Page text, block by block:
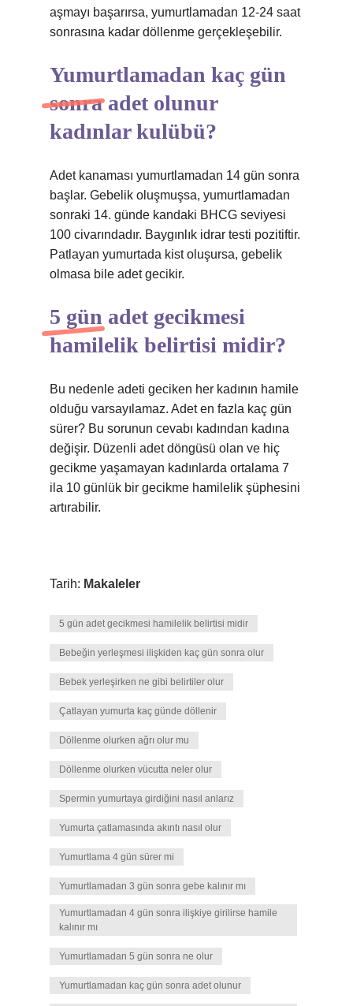
aşmayı başarırsa, yumurtlamadan 12-24 saat
sonrasına kadar döllenme gerçekleşebilir.
Yumurtlamadan kaç gün
sonra adet olunur
kadınlar kulübü?
Adet kanaması yumurtlamadan 14 gün sonra
başlar. Gebelik oluşmuşsa, yumurtlamadan
sonraki 14. günde kandaki BHCG seviyesi
100 civarındadır. Baygınlık idrar testi pozitiftir.
Patlayan yumurtada kist oluşursa, gebelik
olmasa bile adet gecikir.
5 gün adet gecikmesi
hamilelik belirtisi midir?
Bu nedenle adeti geciken her kadının hamile
olduğu varsayılamaz. Adet en fazla kaç gün
sürer? Bu sorunun cevabı kadından kadına
değişir. Düzenli adet döngüsü olan ve hiç
gecikme yaşamayan kadınlarda ortalama 7
ila 10 günlük bir gecikme hamilelik şüphesini
artırabilir.
Tarih: Makaleler
5 gün adet gecikmesi hamilelik belirtisi midir
Bebeğin yerleşmesi ilişkiden kaç gün sonra olur
Bebek yerleşirken ne gibi belirtiler olur
Çatlayan yumurta kaç günde döllenir
Döllenme olurken ağrı olur mu
Döllenme olurken vücutta neler olur
Spermin yumurtaya girdiğini nasıl anlarız
Yumurta çatlamasında akıntı nasıl olur
Yumurtlama 4 gün sürer mi
Yumurtlamadan 3 gün sonra gebe kalınır mı
Yumurtlamadan 4 gün sonra ilişkiye girilirse hamile
kalınır mı
Yumurtlamadan 5 gün sonra ne olur
Yumurtlamadan kaç gün sonra adet olunur